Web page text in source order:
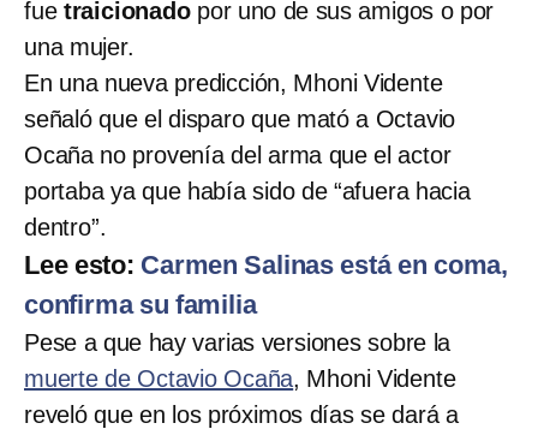
fue traicionadopor uno de sus amigos o por
una mujer.
En una nueva predicción, Mhoni Vidente
señaló que el disparo que mató a Octavio
Ocaña no provenía del arma que el actor
portaba ya que había sido de “afuera hacia
dentro”.
Lee esto: Carmen Salinas está en coma,
confirma su familia
Pese a que hay varias versiones sobre la
muerte de Octavio Ocaña, Mhoni Vidente
reveló que en los próximos días se dará a